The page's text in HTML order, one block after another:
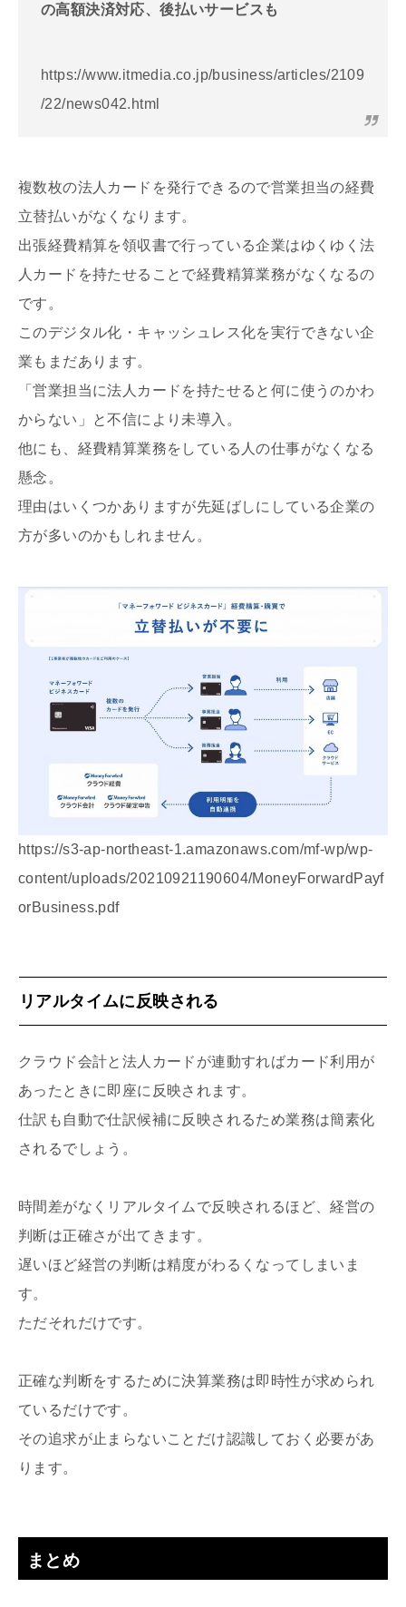
の高額決済対応、後払いサービスも
https://www.itmedia.co.jp/business/articles/2109
/22/news042.html
複数枚の法人カードを発行できるので営業担当の経費
立替払いがなくなります。
出張経費精算を領収書で行っている企業はゆくゆく法
人カードを持たせることで経費精算業務がなくなるの
です。
このデジタル化・キャッシュレス化を実行できない企
業もまだあります。
「営業担当に法人カードを持たせると何に使うのかわ
からない」と不信により未導入。
他にも、経費精算業務をしている人の仕事がなくなる
懸念。
理由はいくつかありますが先延ばしにしている企業の
方が多いのかもしれません。
https://s3-ap-northeast-1.amazonaws.com/mf-wp/wp-
content/uploads/20210921190604/MoneyForwardPayf
orBusiness.pdf
リアルタイムに反映される
クラウド会計と法人カードが連動すればカード利用が
あったときに即座に反映されます。
仕訳も自動で仕訳候補に反映されるため業務は簡素化
されるでしょう。
時間差がなくリアルタイムで反映されるほど、経営の
判断は正確さが出てきます。
遅いほど経営の判断は精度がわるくなってしまいま
す。
ただそれだけです。
正確な判断をするために決算業務は即時性が求められ
ているだけです。
その追求が止まらないことだけ認識しておく必要があ
ります。
まとめ